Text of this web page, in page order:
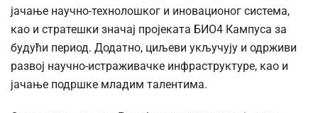
јачање научно-технолошког и иновационог система,
као и стратешки значај пројеката БИО4 Кампуса за
будући период. Додатно, циљеви укључују и одрживи
развој научно-истраживачке инфраструктуре, као и
јачање подршке младим талентима.